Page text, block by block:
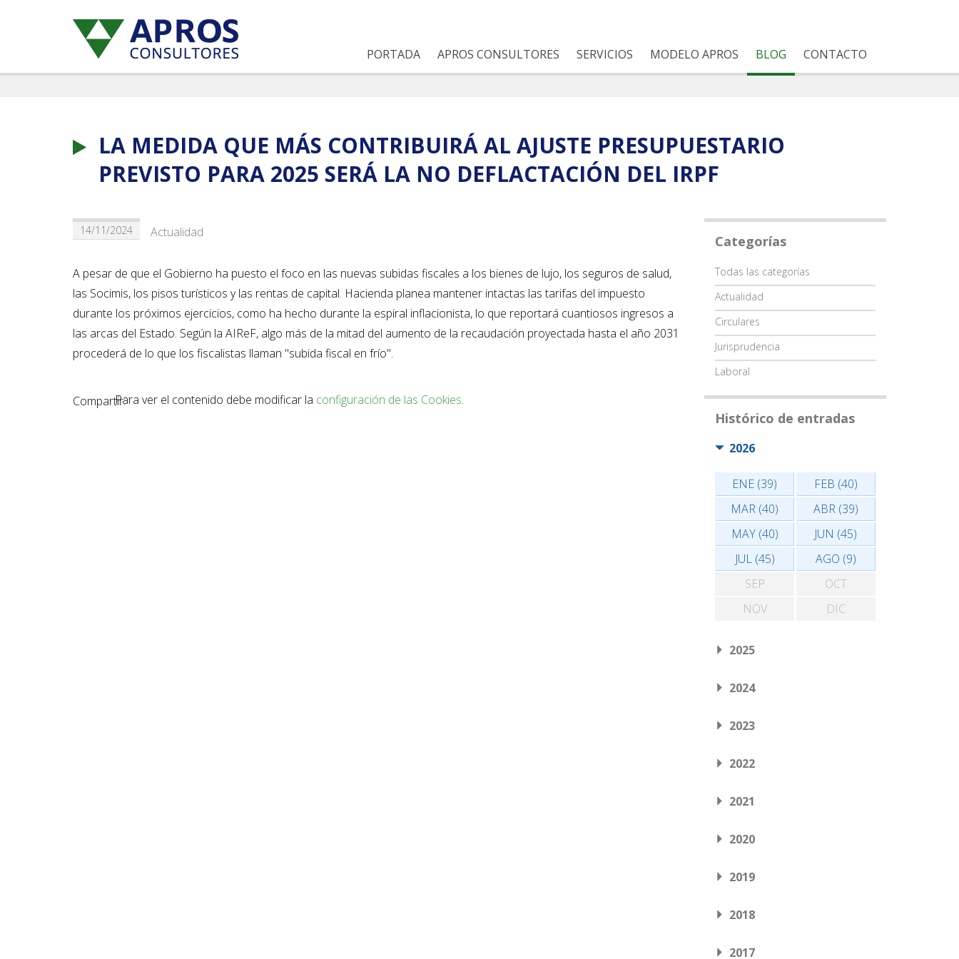
PORTADA APROS CONSULTORES SERVICIOS MODELO APROS BLOG CONTACTO
LA MEDIDA QUE MÁS CONTRIBUIRÁ AL AJUSTE PRESUPUESTARIO
PREVISTO PARA 2025 SERÁ LA NO DEFLACTACIÓN DEL IRPF
14/11/2024 Actualidad
A pesar de que el Gobierno ha puesto el foco en las nuevas subidas fiscales a los bienes de lujo, los seguros de salud,
las Socimis, los pisos turísticos y las rentas de capital. Hacienda planea mantener intactas las tarifas del impuesto
durante los próximos ejercicios, como ha hecho durante la espiral inflacionista, lo que reportará cuantiosos ingresos a
las arcas del Estado. Según la AIReF, algo más de la mitad del aumento de la recaudación proyectada hasta el año 2031
procederá de lo que los fiscalistas llaman "subida fiscal en frío".
Compartir:Para ver el contenido debe modificar la configuración de las Cookies.
Categorías
Categoría
Todas las categorías
Actualidad
Circulares
Jurisprudencia
Laboral
Histórico de entradas
2026
ENE (39)
FEB (40)
MAR (40)
ABR (39)
MAY (40)
JUN (45)
JUL (45)
AGO (9)
SEP
OCT
NOV
DIC
2025
2024
2023
2022
2021
2020
2019
2018
2017